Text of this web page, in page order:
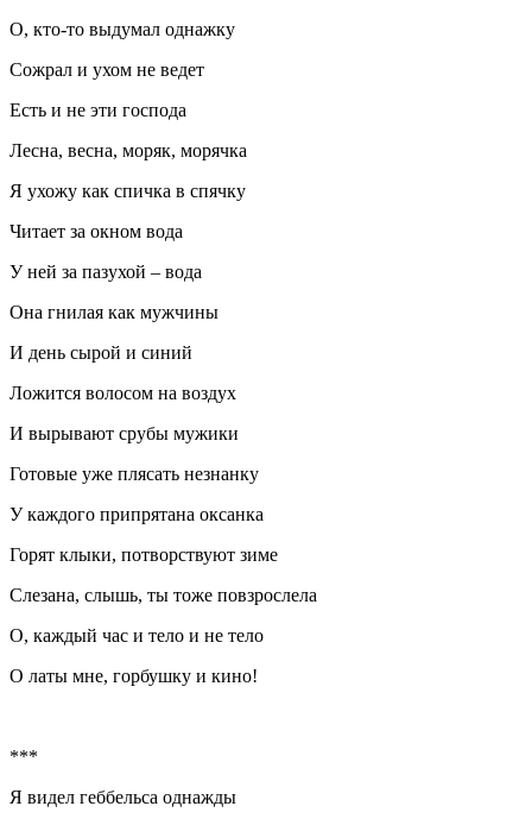
О, кто-то выдумал однажку
Сожрал и ухом не ведет
Есть и не эти господа
Лесна, весна, моряк, морячка
Я ухожу как спичка в спячку
Читает за окном вода
У ней за пазухой – вода
Она гнилая как мужчины
И день сырой и синий
Ложится волосом на воздух
И вырывают срубы мужики
Готовые уже плясать незнанку
У каждого припрятана оксанка
Горят клыки, потворствуют зиме
Слезана, слышь, ты тоже повзрослела
О, каждый час и тело и не тело
О латы мне, горбушку и кино!
***
Я видел геббельса однажды